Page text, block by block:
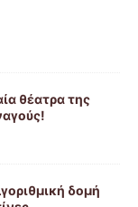
θέατρα της
δομή